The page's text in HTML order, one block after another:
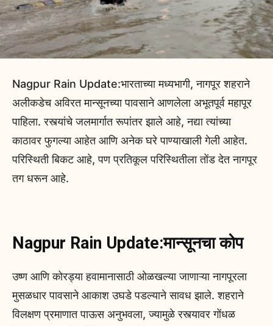
Nagpur Rain Update:भारताच्या मध्यभागी, नागपूर शहराने
अलीकडेच अविरत मान्सूनच्या पावसाने आणलेला अभूतपूर्व महापूर
पाहिला. रस्त्यांचे जलमार्गात रूपांतर झाले आहे, नद्या त्यांच्या
काठावर फुगल्या आहेत आणि अनेक घरे पाण्याखाली गेली आहेत.
परिस्थिती बिकट आहे, पण प्रतिकूल परिस्थितीला तोंड देत नागपूर
तग धरून आहे.
Nagpur Rain Update:मान्सूनचा कोप
उष्ण आणि कोरड्या हवामानासाठी ओळखल्या जाणाऱ्या नागपूरला
मुसळधार पावसाने आकाश उघडे पडल्याने सावध झाले. शहराने
विलक्षण प्रमाणात पाऊस अनुभवला, ज्यामुळे रस्त्यावर गोंधळ